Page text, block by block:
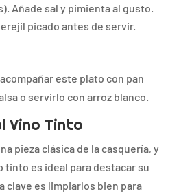
Añade sal y pimienta al gusto.
picado antes de servir.
este plato con pan
o servirlo con arroz blanco.
Vino Tinto
pieza clásica de la casquería, y
tinto es ideal para destacar su
clave es limpiarlos bien para